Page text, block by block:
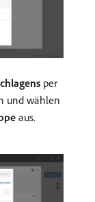
per
und wählen
aus.